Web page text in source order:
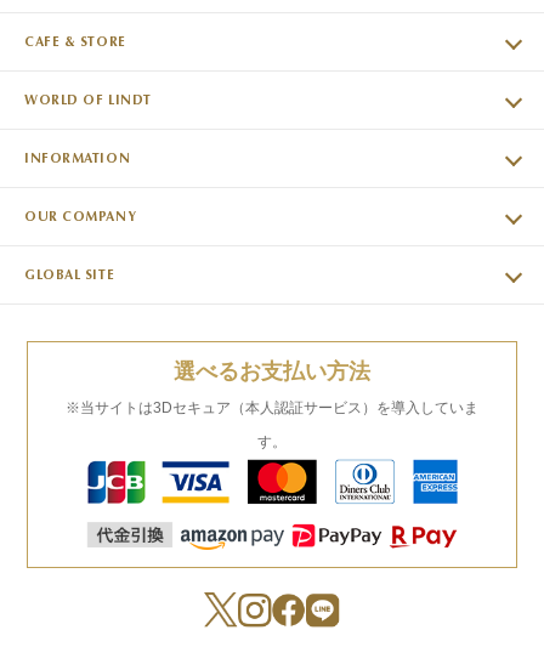
CAFE & STORE
WORLD OF LINDT
INFORMATION
OUR COMPANY
GLOBAL SITE
選べるお支払い方法
※当サイトは3Dセキュア（本人認証サービス）を導入していま
す。